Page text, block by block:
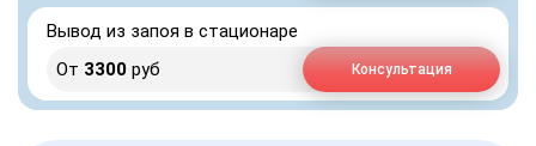
Вывод из запоя в стационаре
От 3300 руб Консультация